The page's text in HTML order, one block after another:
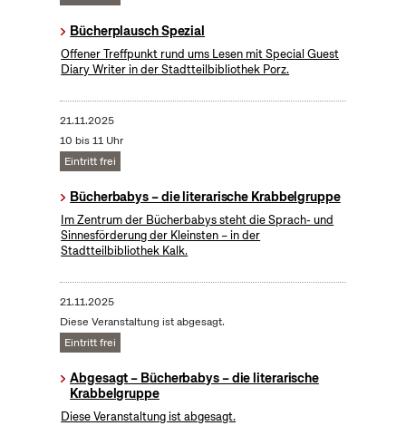
Bücherplausch Spezial
Offener Treffpunkt rund ums Lesen mit Special Guest
Diary Writer in der Stadtteilbibliothek Porz.
21.11.2025
10 bis 11 Uhr
Eintritt frei
Bücherbabys – die literarische Krabbelgruppe
Im Zentrum der Bücherbabys steht die Sprach- und
Sinnesförderung der Kleinsten – in der
Stadtteilbibliothek Kalk.
21.11.2025
Diese Veranstaltung ist abgesagt.
Eintritt frei
Abgesagt – Bücherbabys – die literarische
Krabbelgruppe
Diese Veranstaltung ist abgesagt.